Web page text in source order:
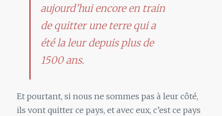
aujourd’hui encore en train
de quitter une terre qui a
été la leur depuis plus de
1500 ans.
Et pourtant, si nous ne sommes pas à leur côté,
ils vont quitter ce pays, et avec eux, c’est ce pays